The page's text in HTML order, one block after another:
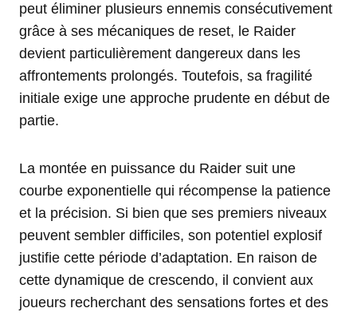
peut éliminer plusieurs ennemis consécutivement
grâce à ses mécaniques de reset, le Raider
devient particulièrement dangereux dans les
affrontements prolongés. Toutefois, sa fragilité
initiale exige une approche prudente en début de
partie.
La montée en puissance du Raider suit une
courbe exponentielle qui récompense la patience
et la précision. Si bien que ses premiers niveaux
peuvent sembler difficiles, son potentiel explosif
justifie cette période d’adaptation. En raison de
cette dynamique de crescendo, il convient aux
joueurs recherchant des sensations fortes et des